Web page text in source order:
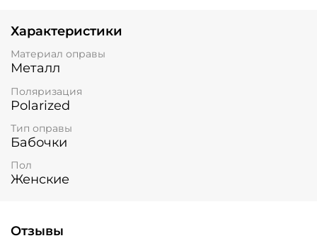
Характеристики
Материал оправы
Металл
Поляризация
Polarized
Тип оправы
Бабочки
Пол
Женские
Отзывы